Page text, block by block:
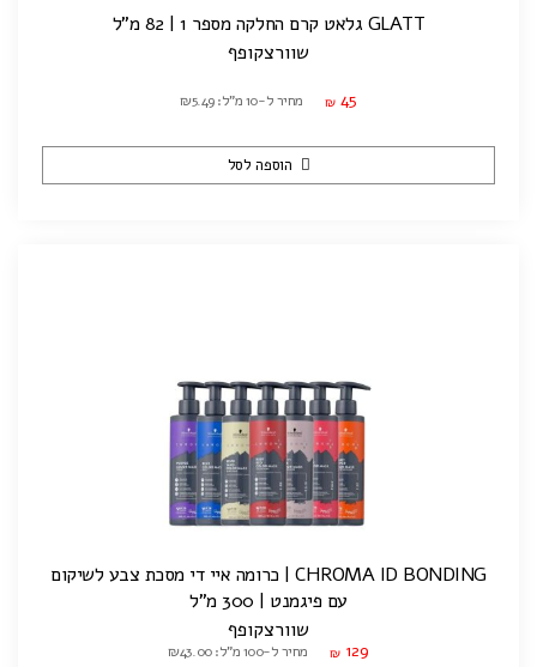
GLATT גלאט קרם החלקה מספר 1 | 82 מ"ל
שוורצקופף
₪ 45 מחיר ל-10 מ"ל: ₪5.49
הוספה לסל
CHROMA ID BONDING | כרומה איי די מסכת צבע לשיקום
עם פיגמנט | 300 מ"ל
שוורצקופף
₪ 129 מחיר ל-100 מ"ל: ₪43.00